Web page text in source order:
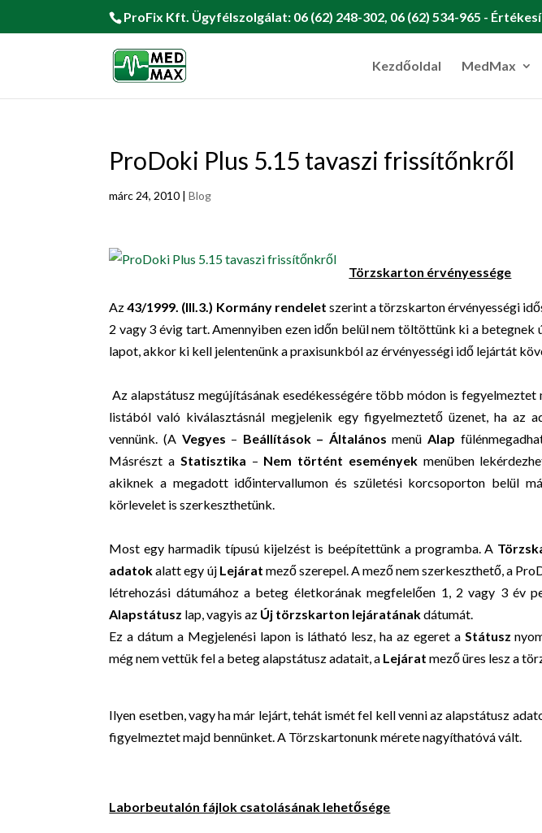
ProFix Kft. Ügyfélszolgálat: 06 (62) 248-302, 06 (62) 534-965 -
Kezdőoldal MedMax
ProDoki Plus 5.15 tavaszi frissítőnkről
márc 24, 2010 |Blog
Törzskarton érvényessége
Az43/1999. (III.3.) Kormány rendelet szerint a törzskarton érvényességi
2 vagy 3 évig tart. Amennyiben ezen időn belül nem töltöttünk ki a betegnek
lapot, akkor ki kell jelentenünk a praxisunkból az érvényességi idő lejártát
Az alapstátusz megújításának esedékességére több módon is fegyelmeztet
listából való kiválasztásnál megjelenik egy figyelmeztető üzenet, ha az
vennünk. (A Vegyes – Beállítások – Általánosmenü Alap
Másrészt a Statisztika – Nem történt eseményekmenüben
akiknek a megadott időintervallumon és születési korcsoporton belül
körlevelet is szerkeszthetünk.
Most egy harmadik típusú kijelzést is beépítettünk a programba. A
adatokalatt egy új Lejárat mező szerepel. A mező nem szerkeszthető, a
létrehozási dátumához a beteg életkorának megfelelően 1, 2 vagy 3 év
Alapstátusz lap, vagyis az Új törzskarton lejáratánakdátumát.
Ez a dátum a Megjelenési lapon is látható lesz, ha az egeret a Státusz
még nem vettük fel a beteg alapstátusz adatait, a Lejárat mező üres lesz a
Ilyen esetben, vagy ha már lejárt, tehát ismét fel kell venni az alapstátusz
figyelmeztet majd bennünket. A Törzskartonunk mérete nagyíthatóvá vált.
Laborbeutalón fájlok csatolásának lehetősége